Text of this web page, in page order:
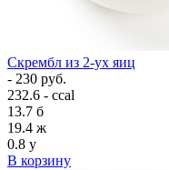
Скрембл из 2-ух яиц
- 230 руб.
232.6 - ccal
13.7 б
19.4 ж
0.8 у
В корзину